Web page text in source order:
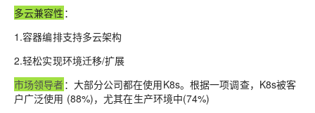
多云兼容性 ：
1.容器编排支持多云架构
2.轻松实现环境迁移/扩展
市场领导者：大部分公司都在使用K8s。根据一项调查，K8s被客
户广泛使用 (88%)，尤其在生产环境中(74%)